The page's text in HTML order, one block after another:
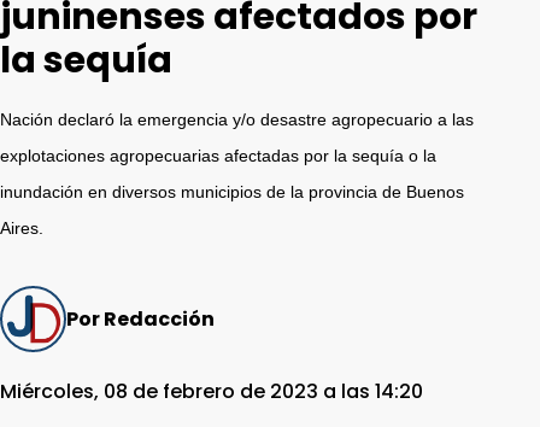
juninenses afectados por
la sequía
Nación declaró la emergencia y/o desastre agropecuario a las
explotaciones agropecuarias afectadas por la sequía o la
inundación en diversos municipios de la provincia de Buenos
Aires.
Por Redacción
Miércoles, 08 de febrero de 2023 a las 14:20